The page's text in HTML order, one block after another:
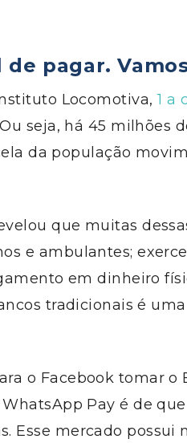
pagar.
Locomotiva,1 a
seja, há 45 milhões
da população
que muitas
e ambulantes;
em dinheiro
tradicionais é
o Facebook tomar o
Pay é de
Esse mercado possui